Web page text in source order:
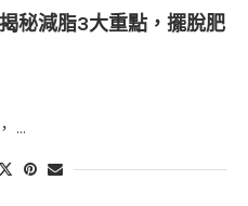
秘減脂3大重點，擺脫肥
…